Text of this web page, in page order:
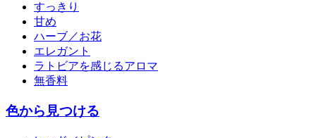
すっきり
甘め
ハーブ／お花
エレガント
ラトビアを感じるアロマ
無香料
色から見つける